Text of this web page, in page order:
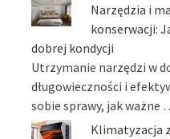
Narzędzia i
konserwacji:
dobrej kondycji
Utrzymanie narzędzi w
długowieczności i
sobie sprawy, jak ważne
Klimatyzacja